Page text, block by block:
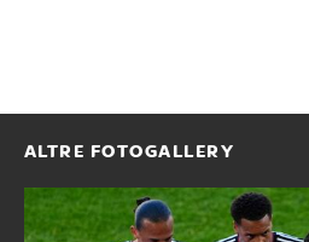
ALTRE FOTOGALLERY